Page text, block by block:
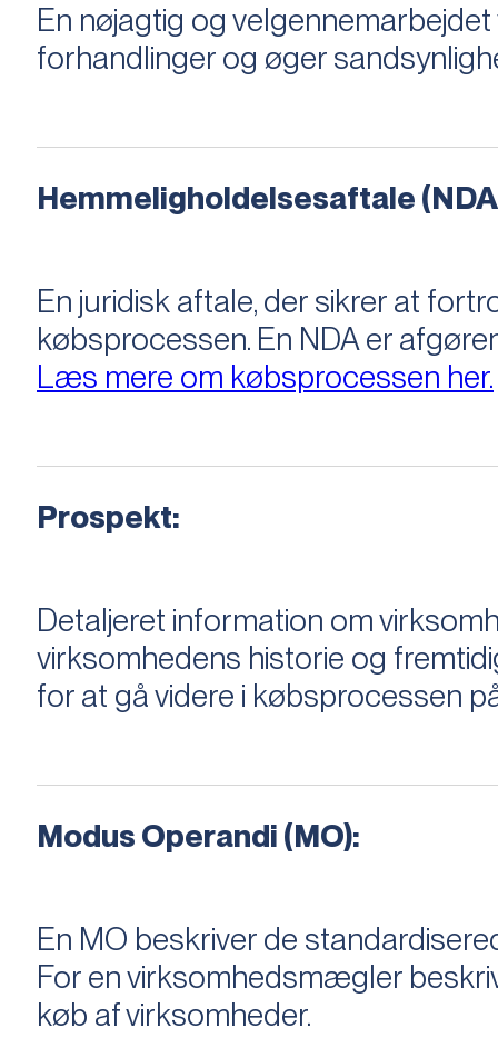
En nøjagtig og
forhandlinger og øger
Hemmeligholdelsesaftale
En juridisk aftale, der sikrer at
købsprocessen​​. En NDA er
Læs mere om købsprocessen her.
Prospekt:
Detaljeret information om
virksomhedens historie og
for at gå videre i købsprocessen
Modus Operandi (MO):
En MO beskriver de
For en virksomhedsmægler
køb af virksomheder.